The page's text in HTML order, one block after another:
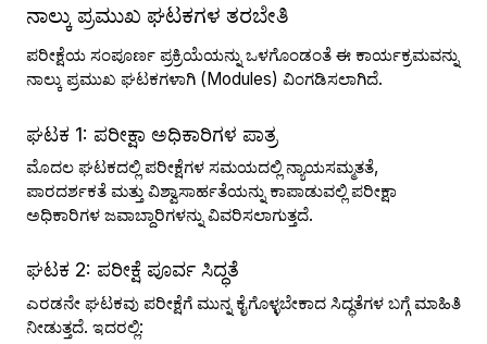
ನಾಲ್ಕು ಪ್ರಮುಖ ಘಟಕಗಳ ತರಬೇತಿ
ಪರೀಕ್ಷೆಯ ಸಂಪೂರ್ಣ ಪ್ರಕ್ರಿಯೆಯನ್ನು ಒಳಗೊಂಡಂತೆ ಈ ಕಾರ್ಯಕ್ರಮವನ್ನು
ನಾಲ್ಕು ಪ್ರಮುಖ ಘಟಕಗಳಾಗಿ (Modules) ವಿಂಗಡಿಸಲಾಗಿದೆ.
ಘಟಕ 1: ಪರೀಕ್ಷಾ ಅಧಿಕಾರಿಗಳ ಪಾತ್ರ
ಮೊದಲ ಘಟಕದಲ್ಲಿ ಪರೀಕ್ಷೆಗಳ ಸಮಯದಲ್ಲಿ ನ್ಯಾಯಸಮ್ಮತತೆ,
ಪಾರದರ್ಶಕತೆ ಮತ್ತು ವಿಶ್ವಾಸಾರ್ಹತೆಯನ್ನು ಕಾಪಾಡುವಲ್ಲಿ ಪರೀಕ್ಷಾ
ಅಧಿಕಾರಿಗಳ ಜವಾಬ್ದಾರಿಗಳನ್ನು ವಿವರಿಸಲಾಗುತ್ತದೆ.
ಘಟಕ 2: ಪರೀಕ್ಷೆ ಪೂರ್ವ ಸಿದ್ಧತೆ
ಎರಡನೇ ಘಟಕವು ಪರೀಕ್ಷೆಗೆ ಮುನ್ನ ಕೈಗೊಳ್ಳಬೇಕಾದ ಸಿದ್ಧತೆಗಳ ಬಗ್ಗೆ ಮಾಹಿತಿ
ನೀಡುತ್ತದೆ. ಇದರಲ್ಲಿ: